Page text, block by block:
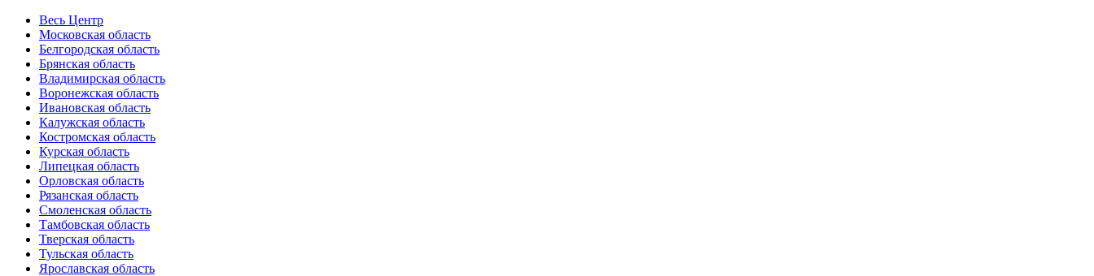
Весь Центр
Московская область
Белгородская область
Брянская область
Владимирская область
Воронежская область
Ивановская область
Калужская область
Костромская область
Курская область
Липецкая область
Орловская область
Рязанская область
Смоленская область
Тамбовская область
Тверская область
Тульская область
Ярославская область